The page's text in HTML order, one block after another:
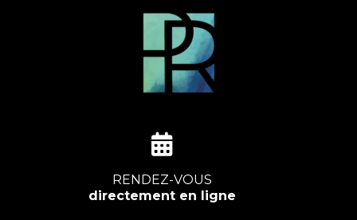
RENDEZ-VOUS
directement en ligne